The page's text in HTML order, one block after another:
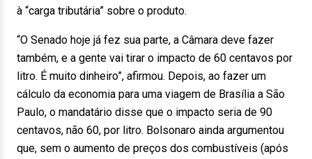
à “carga tributária” sobre o produto.
“O Senado hoje já fez sua parte, a Câmara deve fazer
também, e a gente vai tirar o impacto de 60 centavos por
litro. É muito dinheiro”, afirmou. Depois, ao fazer um
cálculo da economia para uma viagem de Brasília a São
Paulo, o mandatário disse que o impacto seria de 90
centavos, não 60, por litro. Bolsonaro ainda argumentou
que, sem o aumento de preços dos combustíveis (após